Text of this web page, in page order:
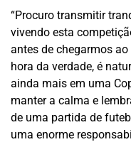
“Procuro transmitir
vivendo esta
antes de chegarmos
hora da verdade, é
ainda mais em uma
manter a calma e
de uma partida de
uma enorme